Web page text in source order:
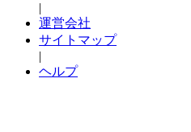
|
運営会社
サイトマップ
|
ヘルプ